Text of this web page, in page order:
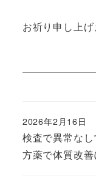
お祈り申し上
検査で異常な
方薬で体質改善
2026年2月16日